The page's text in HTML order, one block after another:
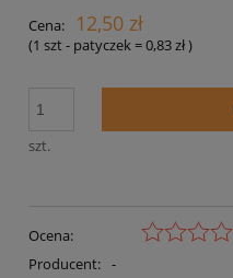
Cena: 12,50 zł
(1 szt - patyczek=0,83 zł)
szt.
Ocena:
Producent: -